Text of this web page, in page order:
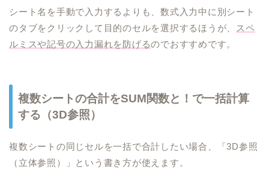
シート名を手動で入力するよりも、数式入力中に別シート
のタブをクリックして目的のセルを選択するほうが、
スペ
ルミスや記号の入力漏れを防げるのでおすすめです。
複数シートの合計をSUM関数と！で一括計算
する（3D参照）
複数シートの同じセルを一括で合計したい場合、「3D参照
（立体参照）」という書き方が使えます。